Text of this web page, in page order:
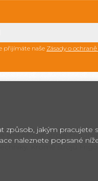
přijímáte naše Zásady o
zmrzlinové stroje
Kromě strojů
způsob, jakým pracujete
naleznete popsané